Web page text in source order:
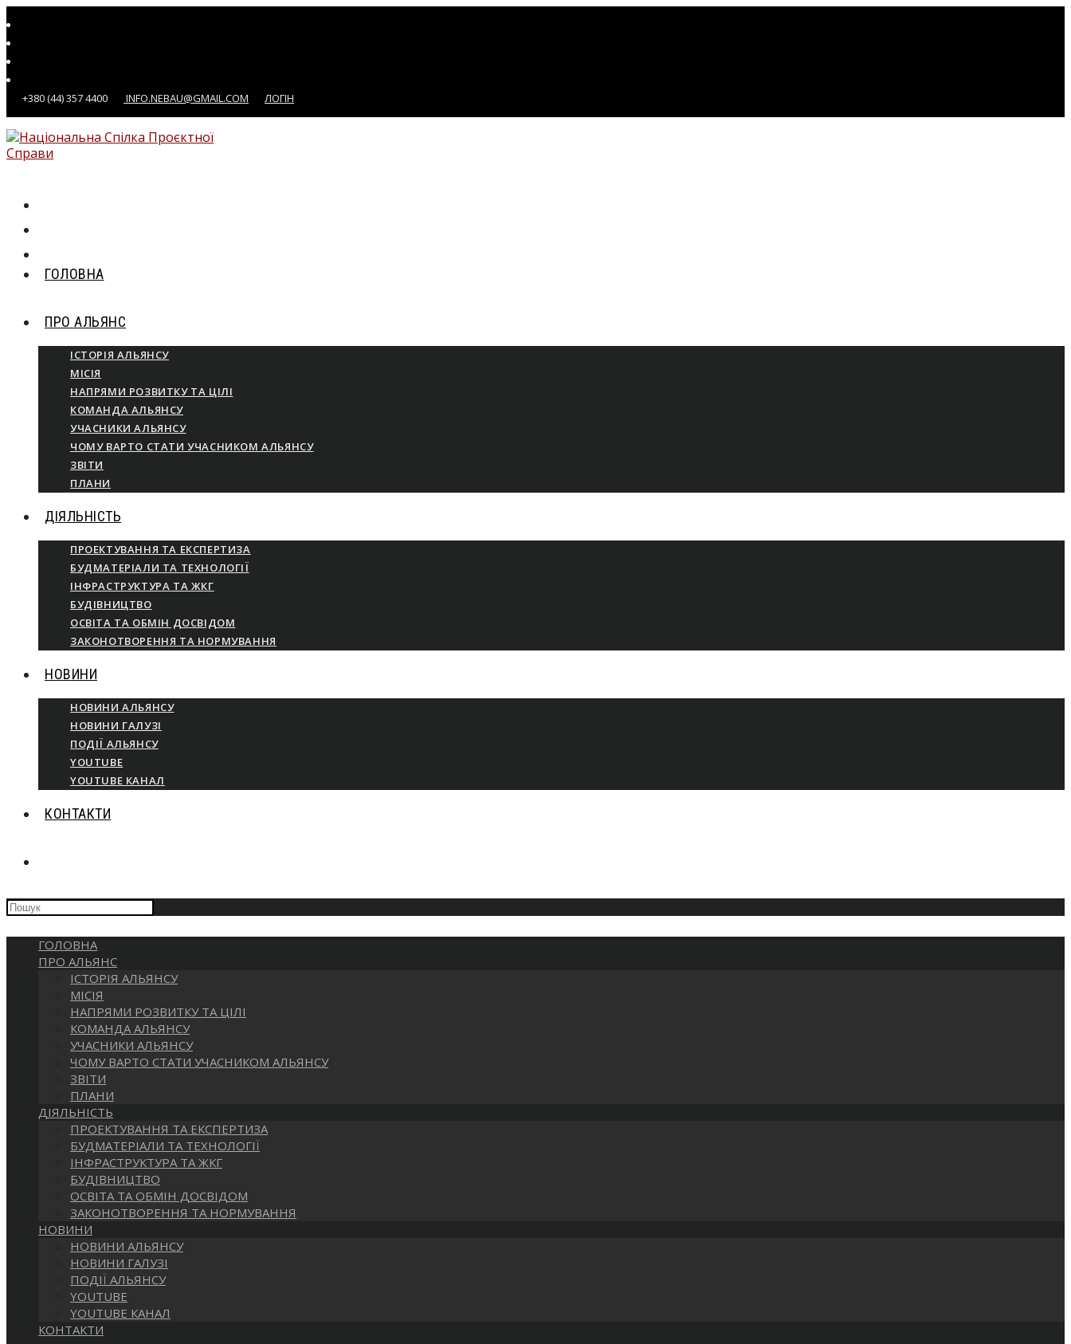
+380 (44) 357 4400 INFO.NEBAU@GMAIL.COM ЛОГІН
ГОЛОВНА
ПРО АЛЬЯНС
ІСТОРІЯ АЛЬЯНСУ
МІСІЯ
НАПРЯМИ РОЗВИТКУ ТА ЦІЛІ
КОМАНДА АЛЬЯНСУ
УЧАСНИКИ АЛЬЯНСУ
ЧОМУ ВАРТО СТАТИ УЧАСНИКОМ АЛЬЯНСУ
ЗВІТИ
ПЛАНИ
ДІЯЛЬНІСТЬ
ПРОЕКТУВАННЯ ТА ЕКСПЕРТИЗА
БУДМАТЕРІАЛИ ТА ТЕХНОЛОГІЇ
ІНФРАСТРУКТУРА ТА ЖКГ
БУДІВНИЦТВО
ОСВІТА ТА ОБМІН ДОСВІДОМ
ЗАКОНОТВОРЕННЯ ТА НОРМУВАННЯ
НОВИНИ
НОВИНИ АЛЬЯНСУ
НОВИНИ ГАЛУЗІ
ПОДІЇ АЛЬЯНСУ
YOUTUBE
YOUTUBE КАНАЛ
КОНТАКТИ
ГОЛОВНА
ПРО АЛЬЯНС
ІСТОРІЯ АЛЬЯНСУ
МІСІЯ
НАПРЯМИ РОЗВИТКУ ТА ЦІЛІ
КОМАНДА АЛЬЯНСУ
УЧАСНИКИ АЛЬЯНСУ
ЧОМУ ВАРТО СТАТИ УЧАСНИКОМ АЛЬЯНСУ
ЗВІТИ
ПЛАНИ
ДІЯЛЬНІСТЬ
ПРОЕКТУВАННЯ ТА ЕКСПЕРТИЗА
БУДМАТЕРІАЛИ ТА ТЕХНОЛОГІЇ
ІНФРАСТРУКТУРА ТА ЖКГ
БУДІВНИЦТВО
ОСВІТА ТА ОБМІН ДОСВІДОМ
ЗАКОНОТВОРЕННЯ ТА НОРМУВАННЯ
НОВИНИ
НОВИНИ АЛЬЯНСУ
НОВИНИ ГАЛУЗІ
ПОДІЇ АЛЬЯНСУ
YOUTUBE
YOUTUBE КАНАЛ
КОНТАКТИ